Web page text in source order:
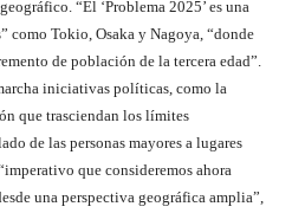
“El ‘Problema 2025’ es una
como Tokio, Osaka y Nagoya, “donde
de población de la tercera edad”.
iniciativas políticas, como la
que trasciendan los límites
de las personas mayores a lugares
que consideremos ahora
una perspectiva geográfica amplia”,